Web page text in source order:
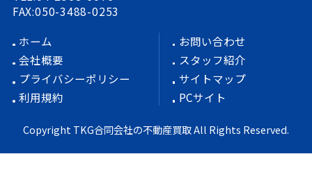
FAX:050-3488-0253
ホーム
会社概要
プライバシーポリシー
利用規約
お問い合わせ
スタッフ紹介
サイトマップ
PCサイト
Copyright TKG合同会社の不動産買取 All Rights Reserved.